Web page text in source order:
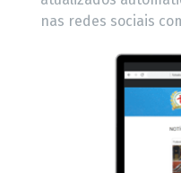
nas redes sociais